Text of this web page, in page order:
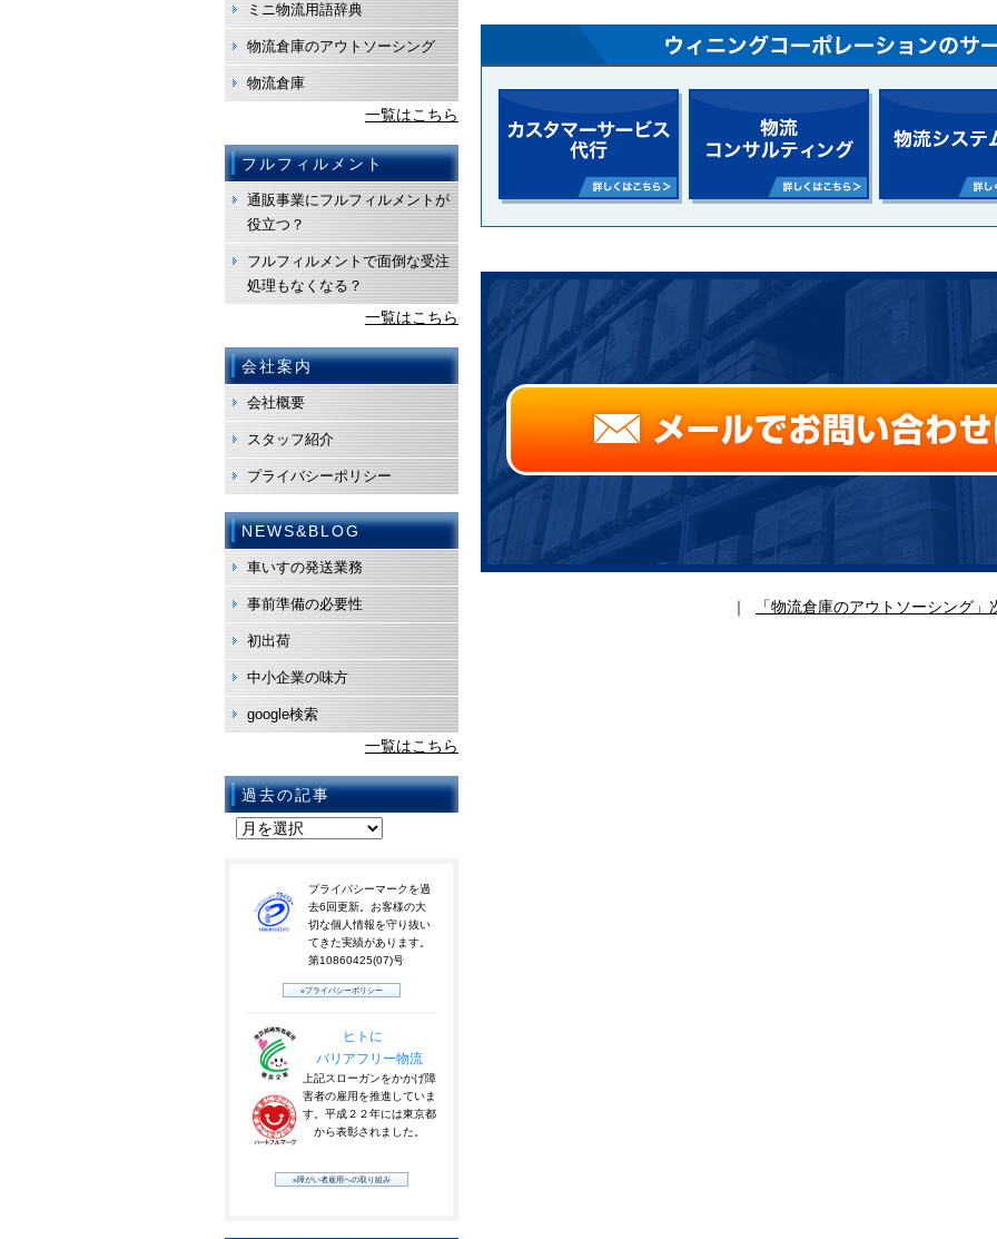
｜ 「物流倉庫のアウトソーシング」
ミニ物流用語辞典
物流倉庫のアウトソーシング
物流倉庫
一覧はこちら
フルフィルメント
通販事業にフルフィルメントが
役立つ？
フルフィルメントで面倒な受注
処理もなくなる？
一覧はこちら
会社案内
会社概要
スタッフ紹介
プライバシーポリシー
NEWS&BLOG
車いすの発送業務
事前準備の必要性
初出荷
中小企業の味方
google検索
一覧はこちら
過去の記事
プライバシーマークを過
去6回更新。お客様の大
切な個人情報を守り抜い
てきた実績があります。
第10860425(07)号
»プライバシーポリシー
ヒトに
バリアフリー物流
上記スローガンをかかげ障
害者の雇用を推進していま
す。平成２２年には東京都
から表彰されました。
»障がい者雇用への取り組み